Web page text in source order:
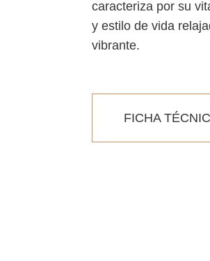
caracteriza por su
y estilo de vida
vibrante.
FICHA